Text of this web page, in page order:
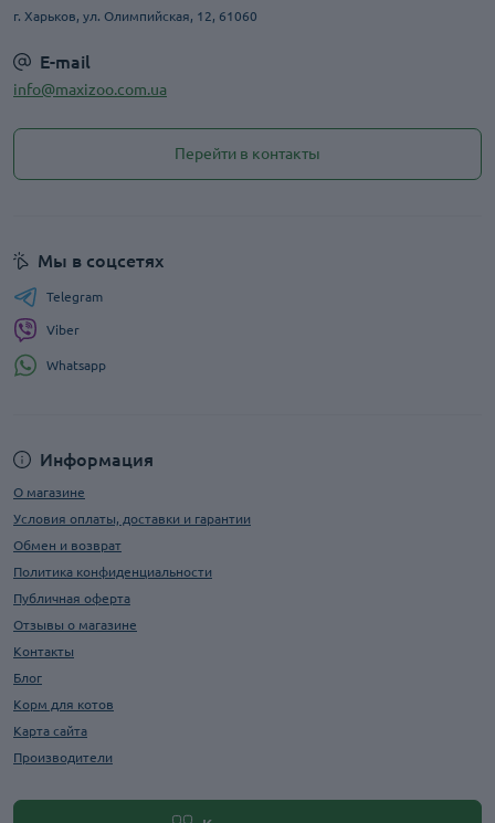
г. Харьков, ул. Олимпийская, 12, 61060
E-mail
info@maxizoo.com.ua
Перейти в контакты
Информация
О магазине
Условия оплаты, доставки и гарантии
Обмен и возврат
Политика конфиденциальности
Публичная оферта
Отзывы о магазине
Контакты
Блог
Корм для котов
Карта сайта
Производители
Мы в соцсетях
Telegram
Viber
Whatsapp